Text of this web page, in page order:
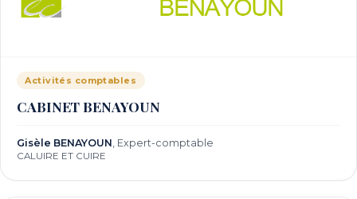
Activités comptables
CABINET BENAYOUN
Gisèle BENAYOUN, Expert-comptable
CALUIRE ET CUIRE